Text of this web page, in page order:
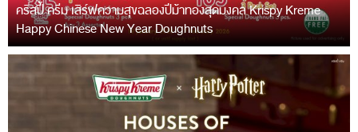
คริสปี้ ครีม เสิร์ฟความสุขฉลองปีม้าทองสุดมงคล Krispy Kreme
Happy Chinese New Year Doughnuts